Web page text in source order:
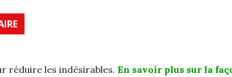
réduire les indésirables. En savoir plus sur la